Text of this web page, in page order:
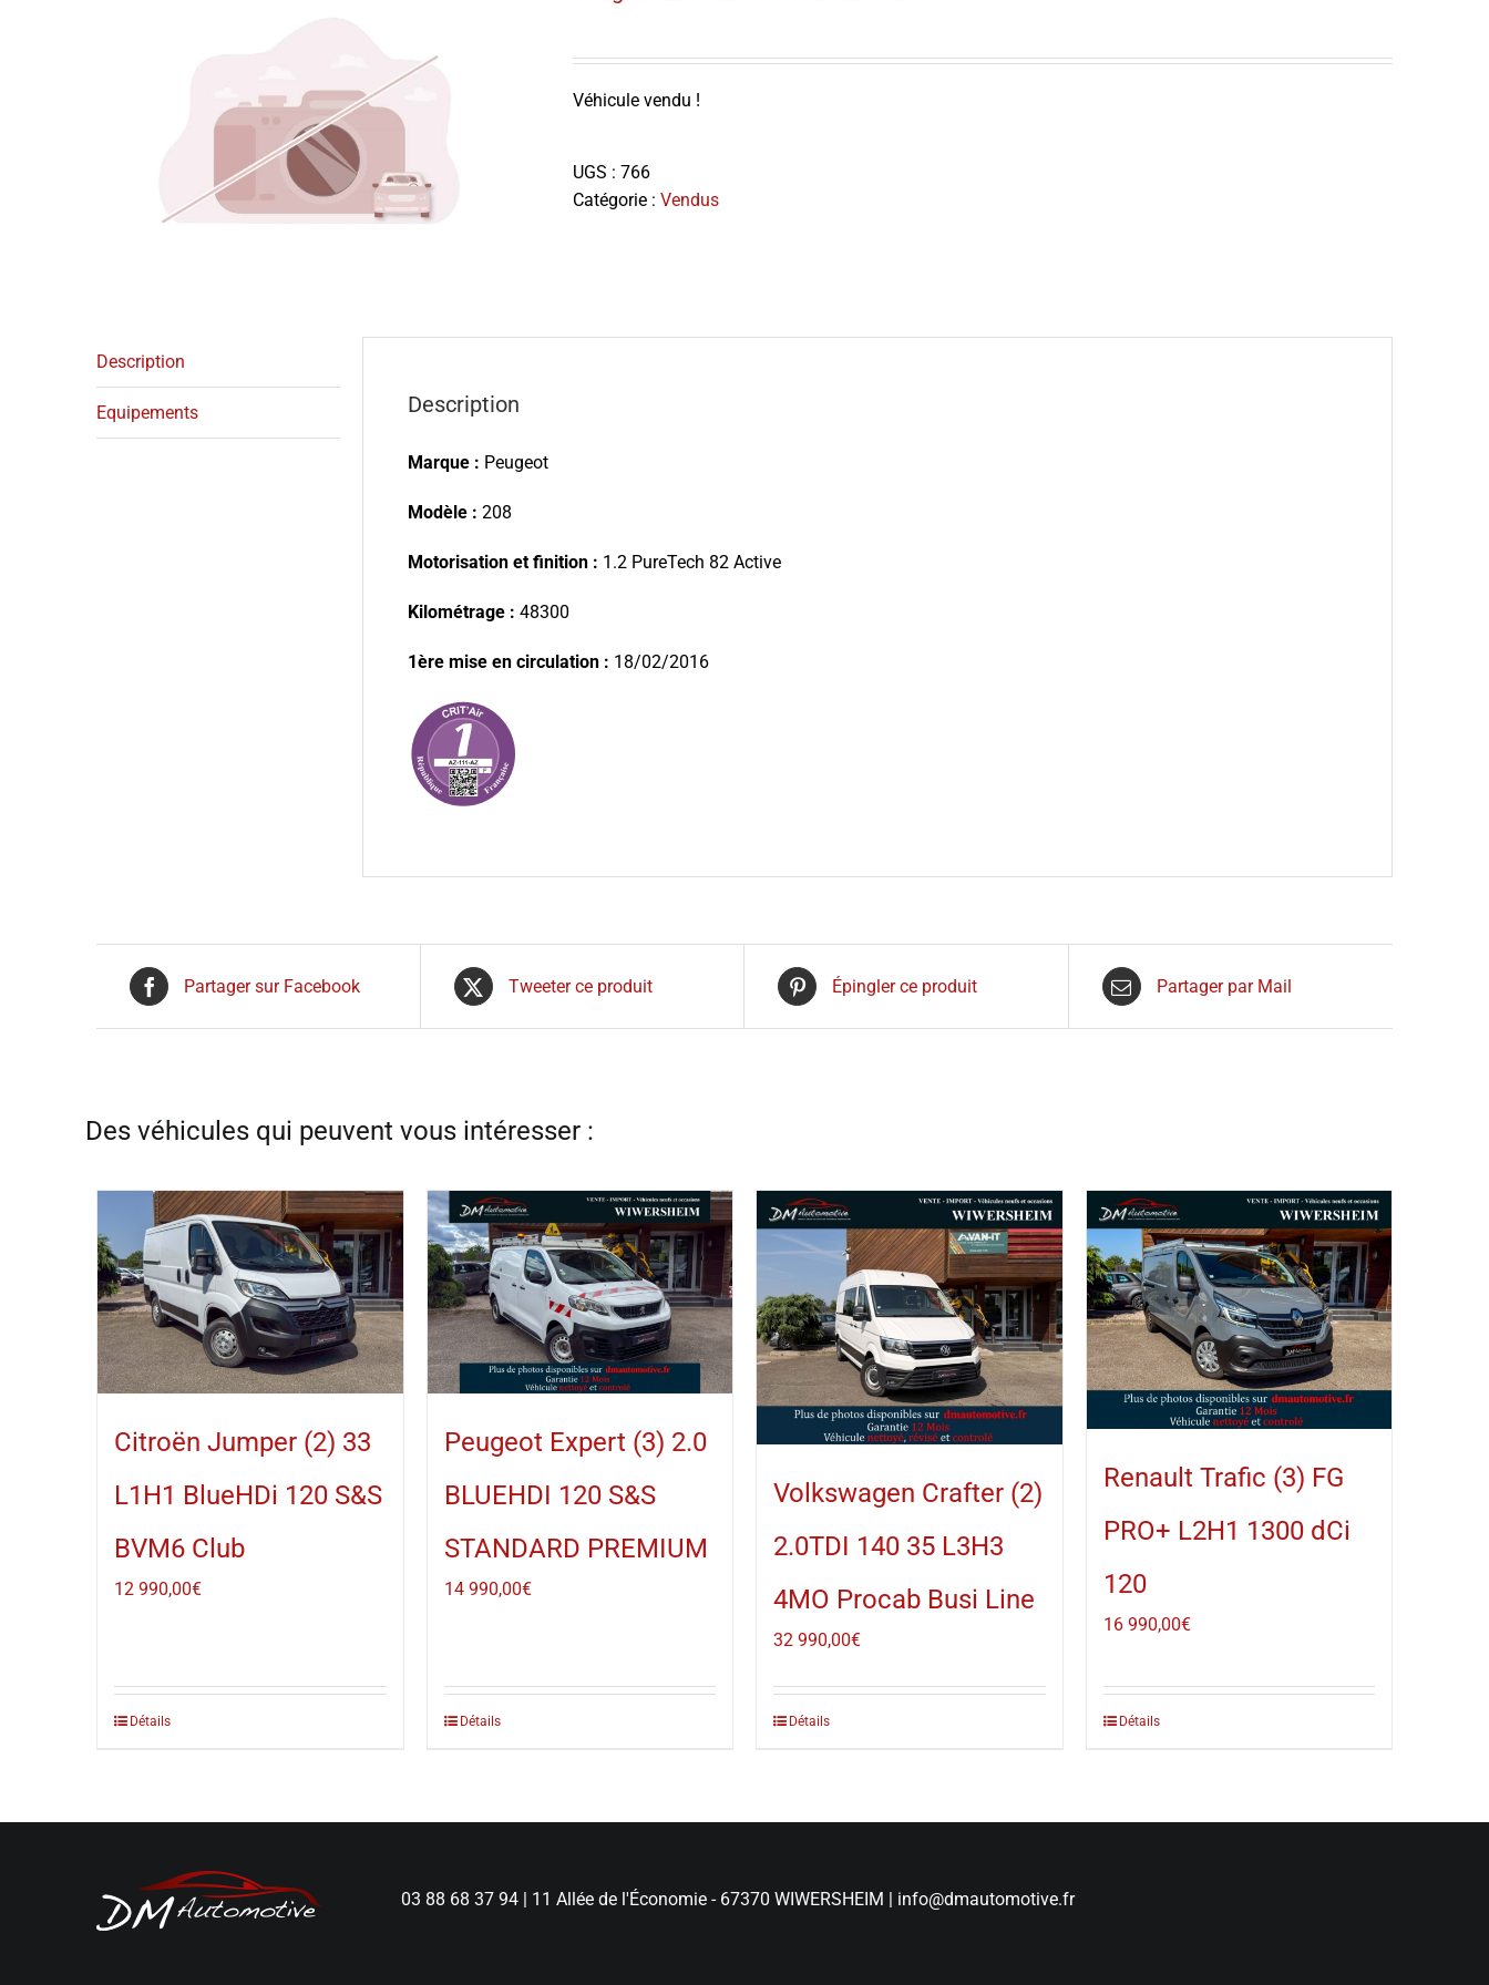
Véhicule vendu !
UGS : 766
Catégorie : Vendus
Description
Equipements Description
Marque : Peugeot
Modèle : 208
Motorisation et finition : 1.2 PureTech 82 Active
Kilométrage : 48300
1ère mise en circulation : 18/02/2016
Partager sur Facebook Tweeter ce produit Épingler ce produit Partager par Mail
Citroën Jumper (2) 33
L1H1 BlueHDi 120 S&S
BVM6 Club
12 990,00€
Détails
Peugeot Expert (3) 2.0
BLUEHDI 120 S&S
STANDARD PREMIUM
14 990,00€
Détails
Volkswagen Crafter (2)
2.0TDI 140 35 L3H3
4MO Procab Busi Line
32 990,00€
Détails
Renault Trafic (3) FG
PRO+ L2H1 1300 dCi
120
16 990,00€
Détails
03 88 68 37 94 | 11 Allée de l'Économie - 67370 WIWERSHEIM | info@dmautomotive.fr